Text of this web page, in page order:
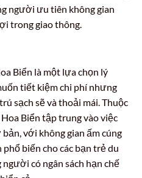
người ưu tiên không gian
trong giao thông.
Biển là một lựa chọn lý
tiết kiệm chi phí nhưng
sạch sẽ và thoải mái. Thuộc
Biển tập trung vào việc
với không gian ấm cúng
biến cho các bạn trẻ du
có ngân sách hạn chế